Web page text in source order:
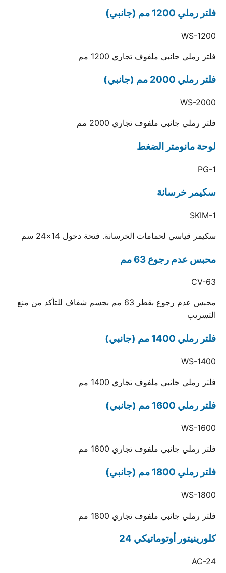
فلتر رملي 1200 مم (جانبي)
WS-1200
فلتر رملي جانبي ملفوف تجاري 1200 مم
فلتر رملي 2000 مم (جانبي)
WS-2000
فلتر رملي جانبي ملفوف تجاري 2000 مم
لوحة مانومتر الضغط
PG-1
سكيمر خرسانة
SKIM-1
سكيمر قياسي لحمامات الخرسانة. فتحة دخول 14×24 سم
محبس عدم رجوع 63 مم
CV-63
محبس عدم رجوع بقطر 63 مم بجسم شفاف للتأكد من منع
التسريب
فلتر رملي 1400 مم (جانبي)
WS-1400
فلتر رملي جانبي ملفوف تجاري 1400 مم
فلتر رملي 1600 مم (جانبي)
WS-1600
فلتر رملي جانبي ملفوف تجاري 1600 مم
فلتر رملي 1800 مم (جانبي)
WS-1800
فلتر رملي جانبي ملفوف تجاري 1800 مم
كلورينيتور أوتوماتيكي 24
AC-24